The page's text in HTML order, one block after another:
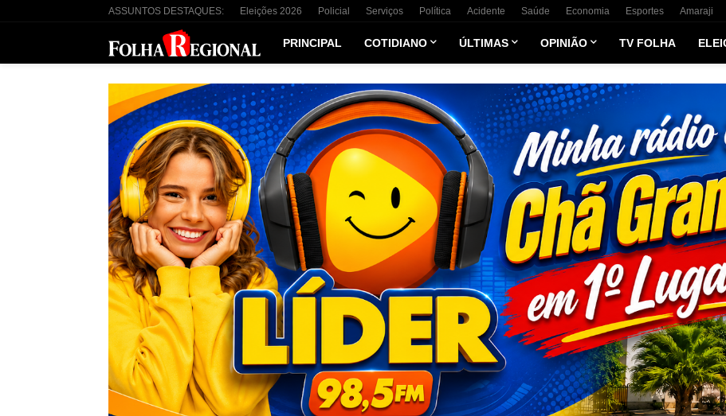
ASSUNTOS DESTAQUES: Eleições 2026 Policial Serviços Política Acidente Saúde Economia Esportes Amaraji
PRINCIPAL COTIDIANO ÚLTIMAS OPINIÃO TV FOLHA